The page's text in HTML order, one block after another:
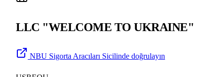
LLC "WELCOME TO UKRAINE"
NBU Sigorta Aracıları Sicilinde doğrulayın